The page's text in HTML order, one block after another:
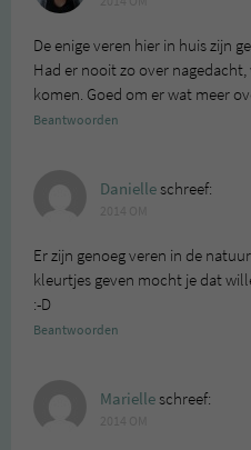
De enige veren hier in huis zijn
Had er nooit zo over
komen. Goed om er wat meer
Beantwoorden
Danielleschreef:
Er zijn genoeg veren in de
kleurtjes geven mocht je dat
:-D
Beantwoorden
Marielleschreef: